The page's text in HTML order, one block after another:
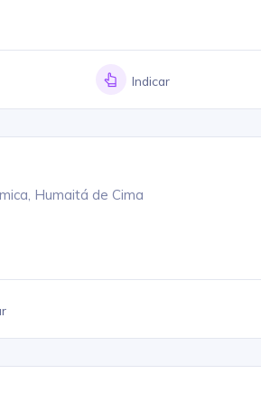
Indicar
Humaitá de Cima